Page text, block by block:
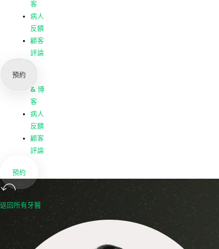
關於我
關於
我們
公司
新聞
& 博
客
病人
反饋
顧客
評論
預約
客
病人
反饋
顧客
評論
預約
返回所有牙醫